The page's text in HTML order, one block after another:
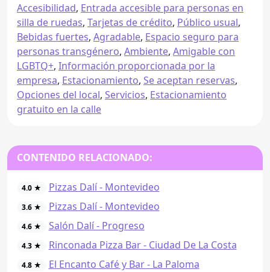
Accesibilidad, Entrada accesible para personas en
silla de ruedas, Tarjetas de crédito, Público usual,
Bebidas fuertes, Agradable, Espacio seguro para
personas transgénero, Ambiente, Amigable con
LGBTQ+, Información proporcionada por la
empresa, Estacionamiento, Se aceptan reservas,
Opciones del local, Servicios, Estacionamiento
gratuito en la calle
CONTENIDO RELACIONADO:
4.0 ★ Pizzas Dalí - Montevideo
3.6 ★ Pizzas Dalí - Montevideo
4.6 ★ Salón Dalí - Progreso
4.3 ★ Rinconada Pizza Bar - Ciudad De La Costa
4.8 ★ El Encanto Café y Bar - La Paloma